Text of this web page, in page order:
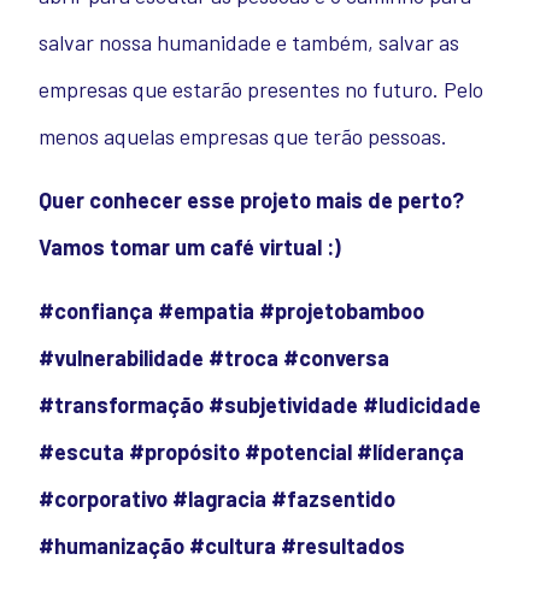
salvar nossa humanidade e também, salvar as
empresas que estarão presentes no futuro. Pelo
menos aquelas empresas que terão pessoas.
Quer conhecer esse projeto mais de perto?
Vamos tomar um café virtual :)
#confiança #empatia #projetobamboo
#vulnerabilidade #troca #conversa
#transformação #subjetividade #ludicidade
#escuta #propósito #potencial #líderança
#corporativo #lagracia #fazsentido
#humanização #cultura #resultados